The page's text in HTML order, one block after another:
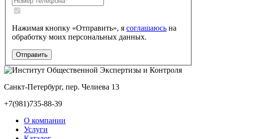
Нажимая кнопку «Отправить», я соглашаюсь на
обработку моих персональных данных.
Санкт-Петербург, пер. Челиева 13
+7(981)735-88-39
О компании
Услуги